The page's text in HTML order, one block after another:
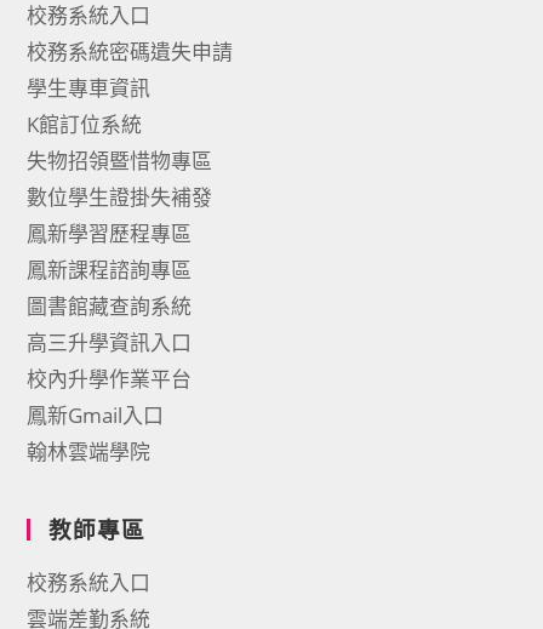
校務系統入口
校務系統密碼遺失申請
學生專車資訊
K館訂位系統
失物招領暨惜物專區
數位學生證掛失補發
鳳新學習歷程專區
鳳新課程諮詢專區
圖書館藏查詢系統
高三升學資訊入口
校內升學作業平台
鳳新Gmail入口
翰林雲端學院
教師專區
校務系統入口
雲端差勤系統